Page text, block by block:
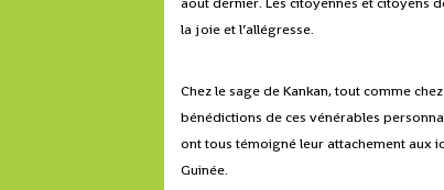
la joie et l’allégresse.
Chez le sage de Kankan, tout comme
bénédictions de ces vénérables
ont tous témoigné leur attachement aux
Guinée.